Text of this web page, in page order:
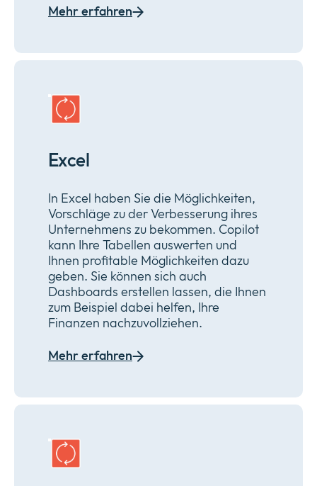
Mehr erfahren
Excel
In Excel haben Sie die Möglichkeiten,
Vorschläge zu der Verbesserung ihres
Unternehmens zu bekommen. Copilot
kann Ihre Tabellen auswerten und
Ihnen profitable Möglichkeiten dazu
geben. Sie können sich auch
Dashboards erstellen lassen, die Ihnen
zum Beispiel dabei helfen, Ihre
Finanzen nachzuvollziehen.
Mehr erfahren